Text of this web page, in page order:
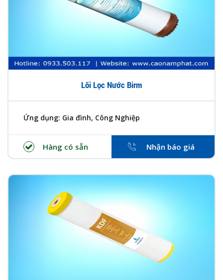
Lõi Lọc Nước Birm
Ứng dụng: Gia đình, Công Nghiệp
Hàng có sẵn Nhận báo giá